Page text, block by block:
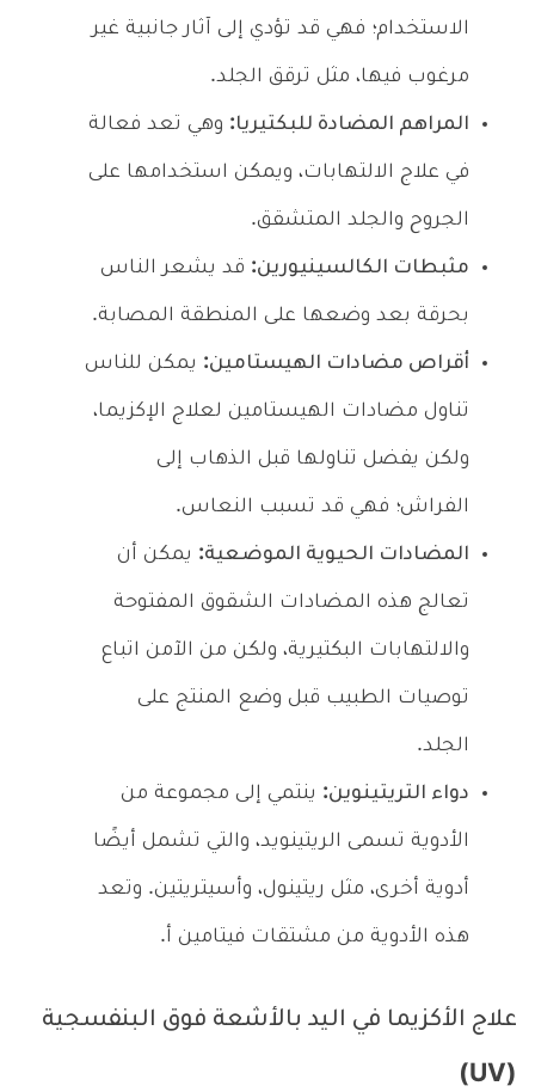
الاستخدام؛ فهي قد تؤدي إلى آثار جانبية غير
مرغوب فيها، مثل ترقق الجلد.
المراهم المضادة للبكتيريا: وهي تعد فعالة
في علاج الالتهابات، ويمكن استخدامها على
الجروح والجلد المتشقق.
مثبطات الكالسينيورين: قد يشعر الناس
بحرقة بعد وضعها على المنطقة المصابة.
أقراص مضادات الهيستامين: يمكن للناس
تناول مضادات الهيستامين لعلاج الإكزيما،
ولكن يفضل تناولها قبل الذهاب إلى
الفراش؛ فهي قد تسبب النعاس.
المضادات الحيوية الموضعية: يمكن أن
تعالج هذه المضادات الشقوق المفتوحة
والالتهابات البكتيرية، ولكن من الآمن اتباع
توصيات الطبيب قبل وضع المنتج على
الجلد.
دواء التريتينوين: ينتمي إلى مجموعة من
الأدوية تسمى الريتينويد، والتي تشمل أيضًا
أدوية أخرى، مثل ريتينول، وأسيتريتين. وتعد
هذه الأدوية من مشتقات فيتامين أ.
علاج الأكزيما في اليد بالأشعة فوق البنفسجية
(UV)